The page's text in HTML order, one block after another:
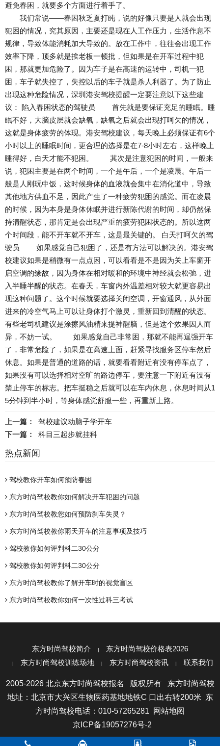
避免春困，就要多个方面进行着手了。
我们常说——春困秋乏夏打盹，说的好像只要是人就会出现
犯困的情况，究其原因，主要还是现在人工作压力，生活作息不
规律，导致体能消耗加大导致的。放在工作中，往往会出现工作
效率下降，顶多就是挨老板一顿批，但如果是在开车过程中犯
困，那就更加危险了。因为车子是在高速的运转中，司机一犯
困，车子就失控了，失控以后的车子就是杀人利器了。为了防止
出现这种危险情况，深圳港安驾校提醒一定要注意以下这些建
议： 陷入春困状态的驾驶员 首先就是要保证充足的睡眠。睡
眠不好，大脑皮层就会缺氧，缺氧之后就会出现打呵欠的情况，
这就是身体疲劳的体现。港安驾校建议，每天晚上必须保证有6个
小时以上的睡眠时间，更合理的选择是在7-8小时左右，这样晚上
睡得好，白天才能不犯困。 其次是注意犯困的时间，一般来
说，犯困主要是在两个时间，一个是午后，一个是凌晨。午后一
般是人刚玩中饭，这时候身体的血液就会集中在消化道中，导致
其他地方供血不足，因此产生了一种疲劳犯困的感觉。而在凌晨
的时候，因为本身是身体休眠并进行新陈代谢的时间，却仍然保
持清醒状态，那肯定是会出现严重的疲劳犯困状态的。所以这两
个时间段，能不开车就不开车，这是最关键的。 白天打呵欠的驾
驶员 如果感觉自己犯困了，还是有方法可以解决的。港安驾
校建议如果是稍微有一点点困，可以看看是不是因为关上车窗开
启空调的缘故，因为身体在相对暖和的环境中神经就会松弛，进
入半睡半醒的状态。在春天，车窗内外温差相对较大就更容易出
现这种问题了。这个时候就要选择关闭空调，开窗通风，从外面
进来的冷空气马上可以让身体打个激灵，重新回到清醒的状态。
有些老司机建议是涂擦风油精来提神醒脑，但是这个效果因人而
异，不妨一试。 如果感觉自己非常困，那就不能再逞强开车
了，非常危险了，如果是在高速上面，赶紧寻找服务区停车然后
休息。如果是普通的道路的话，就要看看附近有没有停车点了，
如果没有可以选择相对空旷的路边停车，要注意一下附近有没有
禁止停车的标志。把车挺稳之后就可以在车内休息，休息时间从1
5分钟到半小时，等身体感觉舒服一些，再重新上路。
上一篇：
驾校建议动脑子学开车
下一篇：
科目三起步就挂科
热点新闻
驾校教你开车如何预防春困
东方时尚驾校教你如何解决开车犯困的问题
东方时尚驾校教您如何预防刹车失灵？
东方时尚驾校教你雨天开车的注意事项及技巧
驾校教你如何评判科二30公分
驾校教你如何评判科二30公分
东方时尚驾校教你了解开车时的视觉盲区
东方时尚驾校教你如何一次性过科三考试
东方时尚驾校简介
东方时尚驾校价格表2026
东方时尚驾校训练场地
东方时尚驾校资讯 联系我们
2005-2026 北京东方时尚驾校报名 版权所有 东方时尚驾校
地址：北京市大兴区生物医药基地地铁C 口出右转200米 东
方时尚驾校电话：010-57265281
网站地图
京ICP备19057276号-2